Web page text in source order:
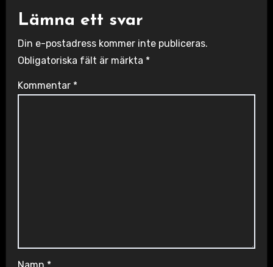
Lämna ett svar
Din e-postadress kommer inte publiceras.
Obligatoriska fält är märkta *
Kommentar *